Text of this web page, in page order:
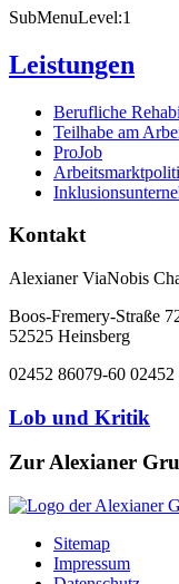
SubMenuLevel:1
Leistungen
Berufliche
Teilhabe am
ProJob
Kontakt
Alexianer ViaNobis
Boos-Fremery-Straße
52525 Heinsberg
02452 86079-60 02452
Lob und Kritik
Zur Alexianer
Sitemap
Impressum